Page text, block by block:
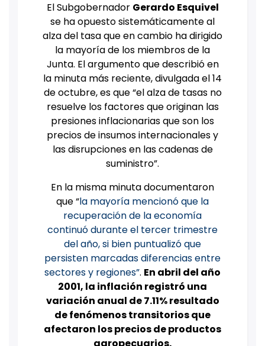
El Subgobernador Gerardo Esquivel
se ha opuesto sistemáticamente al
alza del tasa que en cambio ha dirigido
la mayoría de los miembros de la
Junta. El argumento que describió en
la minuta más reciente, divulgada el 14
de octubre, es que “el alza de tasas no
resuelve los factores que originan las
presiones inflacionarias que son los
precios de insumos internacionales y
las disrupciones en las cadenas de
suministro”.
En la misma minuta documentaron
que “la mayoría mencionó que la
recuperación de la economía
continuó durante el tercer trimestre
del año, si bien puntualizó que
persisten marcadas diferencias entre
sectores y regiones”. En abril del año
2001, la inflación registró una
variación anual de 7.11% resultado
de fenómenos transitorios que
afectaron los precios de productos